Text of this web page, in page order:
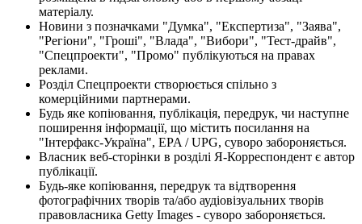
матеріалу.
Новини з позначками "Думка", "Експертиза", "Заява",
"Регіони", "Гроші", "Влада", "Вибори", "Тест-драйв",
"Спецпроекти", "Промо" публікуються на правах
реклами.
Розділ Спецпроекти створюється спільно з
комерційними партнерами.
Будь яке копіювання, публікація, передрук, чи наступне
поширення інформації, що містить посилання на
"Інтерфакс-Україна", EPA / UPG, суворо забороняється.
Власник веб-сторінки в розділі Я-Корреспондент є автор
публікації.
Будь-яке копіювання, передрук та відтворення
фотографічних творів та/або аудіовізуальних творів
правовласника Getty Images - суворо забороняється.